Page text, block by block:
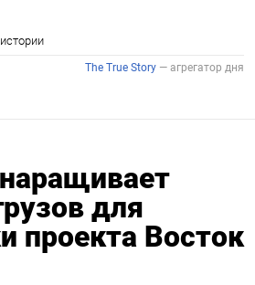
для
проекта Восток